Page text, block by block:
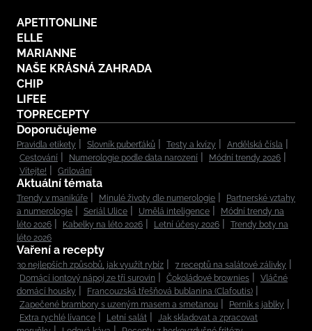
APETITONLINE
ELLE
MARIANNE
NAŠE KRÁSNÁ ZAHRADA
CHIP
LIFEE
TOPRECEPTY
Doporučujeme
Pravidla etikety Slovník puberťáků Testy a kvízy
Andělská čísla
Cestování
Numerologie podle data narození
Módní trendy 2026
Vítejte!
Grilování
Aktuální témata
Trendy v manikúře Minulé životy dle numerologie
Partnerské vztahy
a numerologie
Seriál Ulice Umělá inteligence
Módní trendy na
léto 2026
Kabelky na léto 2026 Letní účesy 2026
Trendy boty na
léto 2026
Vaření a recepty
30 nejlepších způsobů, jak využít rybíz
7 receptů na salátové zálivky
Domácí iontový nápoj ze tří surovin
Čokoládové brownies
Vláčné
domácí housky
Francouzská třešňová bublanina (Clafoutis)
Zapečené brambory s uzeným masem a smetanou
Perník s jablky
Extra rychlé lívance
Letní salát
Jak skladovat a zpracovat